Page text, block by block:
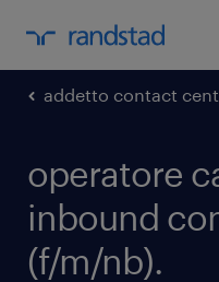
addetto contact
operatore
inbound
(f/m/nb).